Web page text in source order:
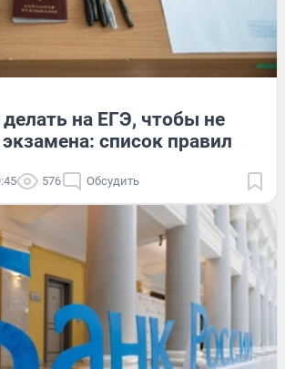
на ЕГЭ, чтобы не
список правил
576 Обсудить